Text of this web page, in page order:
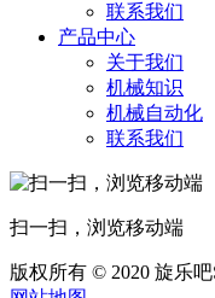
联系我们
产品中心
关于我们
机械知识
机械自动化
联系我们
扫一扫，浏览移动端
版权所有 © 2020 旋乐